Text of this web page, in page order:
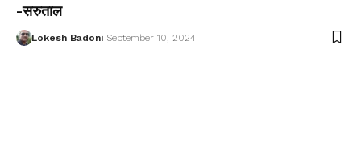
-सरुताल
Lokesh Badoni September 10, 2024